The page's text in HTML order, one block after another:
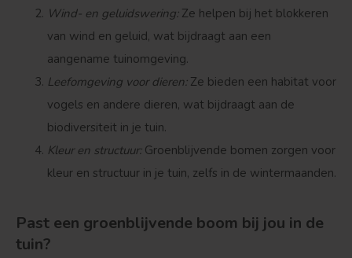
Wind- en geluidswering:Ze helpen bij het blokkeren
van wind en geluid, wat bijdraagt aan een
aangename tuinomgeving.
Leefomgeving voor dieren:Ze bieden een habitat voor
vogels en andere dieren, wat bijdraagt aan de
biodiversiteit in je tuin.
Kleur en structuur:Groenblijvende bomen zorgen voor
kleur en structuur in je tuin, zelfs in de wintermaanden.
Past een groenblijvende boom bij jou in de
tuin?